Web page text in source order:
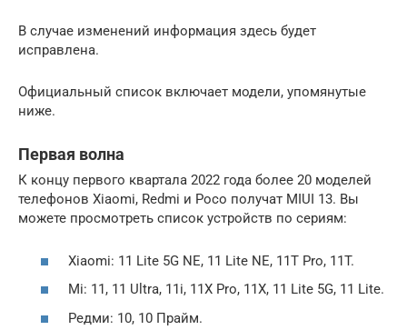
В случае изменений информация здесь будет
исправлена.
Официальный список включает модели, упомянутые
ниже.
Первая волна
К концу первого квартала 2022 года более 20 моделей
телефонов Xiaomi, Redmi и Poco получат MIUI 13. Вы
можете просмотреть список устройств по сериям:
Xiaomi: 11 Lite 5G NE, 11 Lite NE, 11T Pro, 11T.
Mi: 11, 11 Ultra, 11i, 11X Pro, 11X, 11 Lite 5G, 11 Lite.
Редми: 10, 10 Прайм.